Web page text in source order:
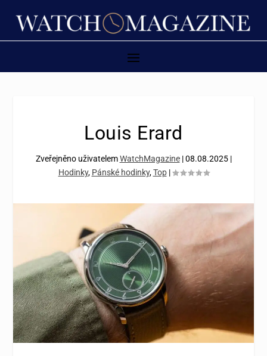
Louis Erard
Zveřejněno uživatelemWatchMagazine|08.08.2025|
Hodinky, Pánské hodinky,Top|